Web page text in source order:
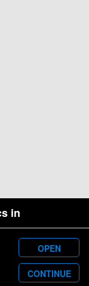
in
OPEN
CONTINUE
2026